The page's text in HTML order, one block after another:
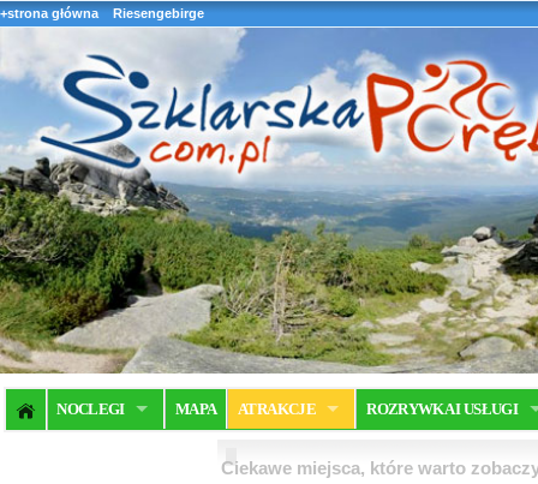
+strona główna Riesengebirge
NOCLEGI MAPA ATRAKCJE ROZRYWKA I USŁUGI
Ciekawe miejsca, które warto